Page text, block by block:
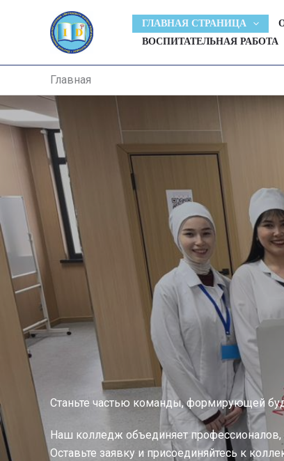
содержимому
ГЛАВНАЯ СТРАНИЦА
ВОСПИТАТЕЛЬНАЯ РАБОТА
Главная
Станьте частью команды, формирующей
Наш колледж объединяет
Оставьте заявку и присоединяйтесь к